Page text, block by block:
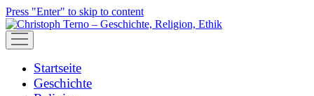
Press "Enter" to skip to content
open
menu
Startseite
Geschichte